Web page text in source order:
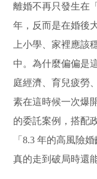
離婚不再只發生在
年，反而是在婚後
上小學、家裡應該
中。為什麼偏偏是
庭經濟、育兒疲勞
素在這時候一次爆
的委託案例，搭配
「8.3 年的高風險
真的走到破局時還